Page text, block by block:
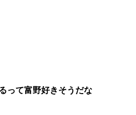
って富野好きそうだな